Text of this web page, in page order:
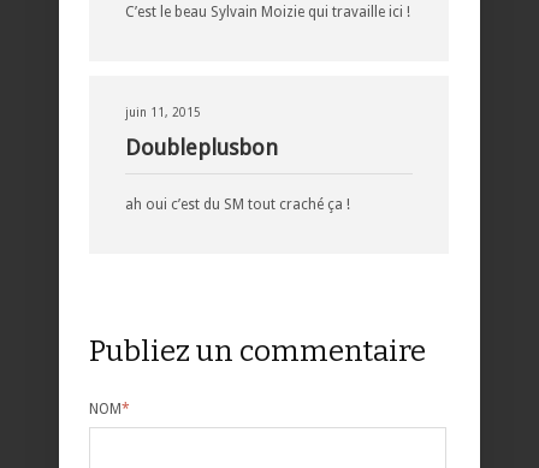
C’est le beau Sylvain Moizie qui travaille ici !
juin 11, 2015
Doubleplusbon
ah oui c’est du SM tout craché ça !
Publiez un commentaire
NOM*